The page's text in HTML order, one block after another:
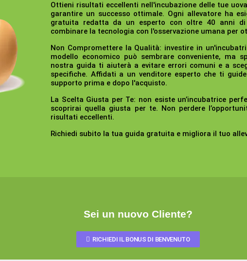
Ottieni risultati eccellenti nell'incubazione delle tue
garantire un successo ottimale. Ogni allevatore ha
gratuita redatta da un esperto con oltre 40 anni di
combinare la tecnologia con l'osservazione umana per
Non Compromettere la Qualità: investire in
modello economico può sembrare conveniente, ma
nostra guida ti aiuterà a evitare errori comuni e a
specifiche. Affidati a un venditore esperto che ti
supporto prima e dopo l'acquisto.
La Scelta Giusta per Te: non esiste un’incubatrice
scoprirai quella giusta per te. Non perdere
risultati eccellenti.
Richiedi subito la tua guida gratuita e migliora il tuo
Sei un nuovo Cliente?
RICHIEDI IL BONUS DI BENVENUTO